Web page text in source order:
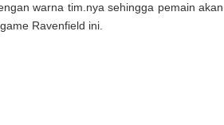
warna tim.nya sehingga pemain akan
Ravenfield ini.